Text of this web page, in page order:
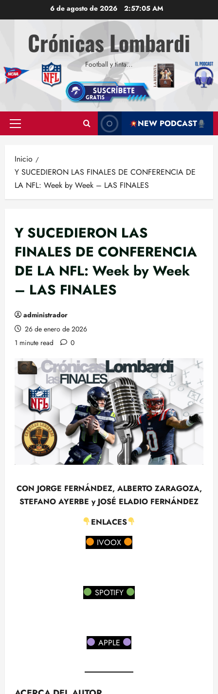
al
contenido
6 de agosto de 2026 2:57:05 AM
Crónicas Lombardi
Football y tinta…
Menú
NEW PODCAST
Inicio
Y SUCEDIERON LAS FINALES DE CONFERENCIA DE
LA NFL: Week by Week – LAS FINALES
Y SUCEDIERON LAS
FINALES DE CONFERENCIA
DE LA NFL: Week by Week
– LAS FINALES
administrador
26 de enero de 2026
1 minute read
0
CON JORGE FERNÁNDEZ, ALBERTO ZARAGOZA,
STEFANO AYERBE y JOSÉ ELADIO FERNÁNDEZ
ENLACES
IVOOX
SPOTIFY
APPLE